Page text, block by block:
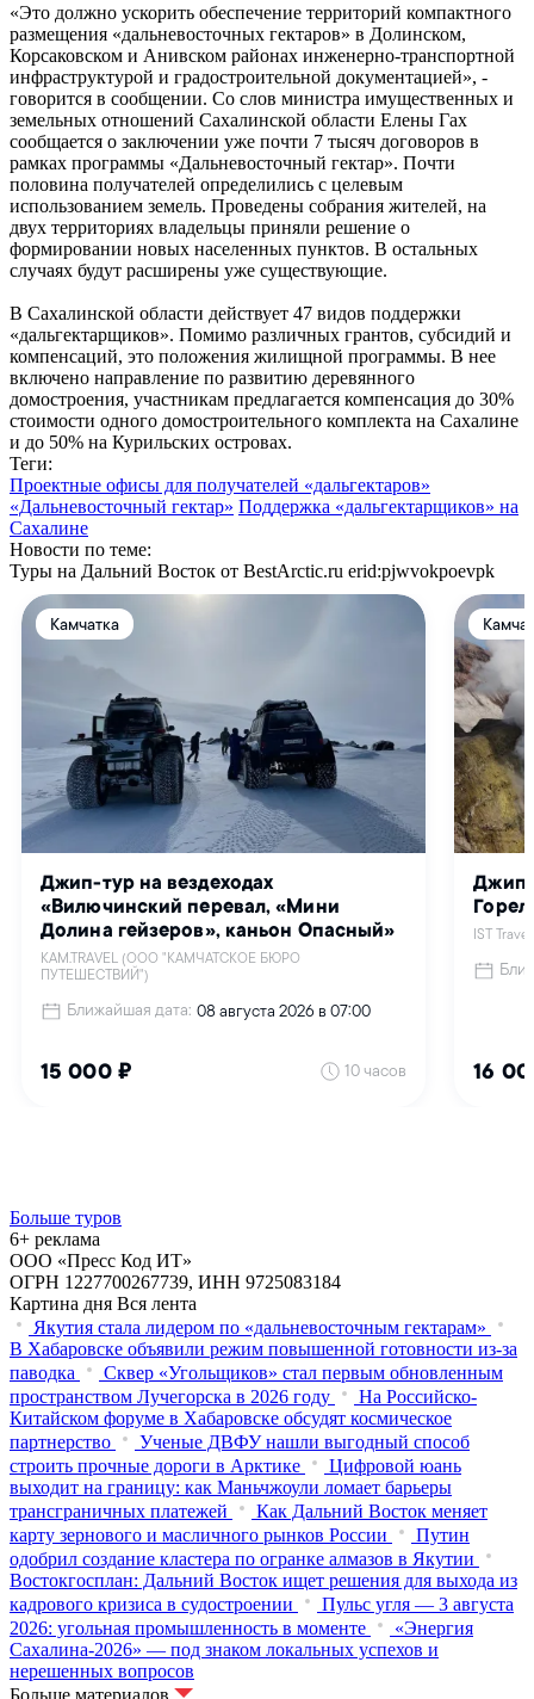
«Это должно ускорить обеспечение территорий компактного
размещения «дальневосточных гектаров» в Долинском,
Корсаковском и Анивском районах инженерно-транспортной
инфраструктурой и градостроительной документацией», -
говорится в сообщении. Со слов министра имущественных и
земельных отношений Сахалинской области Елены Гах
сообщается о заключении уже почти 7 тысяч договоров в
рамках программы «Дальневосточный гектар». Почти
половина получателей определились с целевым
использованием земель. Проведены собрания жителей, на
двух территориях владельцы приняли решение о
формировании новых населенных пунктов. В остальных
случаях будут расширены уже существующие.
В Сахалинской области действует 47 видов поддержки
«дальгектарщиков». Помимо различных грантов, субсидий и
компенсаций, это положения жилищной программы. В нее
включено направление по развитию деревянного
домостроения, участникам предлагается компенсация до 30%
стоимости одного домостроительного комплекта на Сахалине
и до 50% на Курильских островах.
Теги:
Проектные офисы для получателей «дальгектаров»
«Дальневосточный гектар» Поддержка «дальгектарщиков» на
Сахалине
Новости по теме:
Туры на Дальний Восток от BestArctic.ru erid:pjwvokpoevpk
Больше туров
6+ реклама
ООО «Пресс Код ИТ»
ОГРН 1227700267739, ИНН 9725083184
Картина дня Вся лента
Якутия стала лидером по «дальневосточным гектарам»
В Хабаровске объявили режим повышенной готовности из‑за
паводка
Сквер «Угольщиков» стал первым обновленным
пространством Лучегорска в 2026 году
На Российско-
Китайском форуме в Хабаровске обсудят космическое
партнерство
Ученые ДВФУ нашли выгодный способ
строить прочные дороги в Арктике
Цифровой юань
выходит на границу: как Маньчжоули ломает барьеры
трансграничных платежей
Как Дальний Восток меняет
карту зернового и масличного рынков России
Путин
одобрил создание кластера по огранке алмазов в Якутии
Востокгосплан: Дальний Восток ищет решения для выхода из
кадрового кризиса в судостроении
Пульс угля — 3 августа
2026: угольная промышленность в моменте
«Энергия
Сахалина-2026» — под знаком локальных успехов и
нерешенных вопросов
Больше материалов